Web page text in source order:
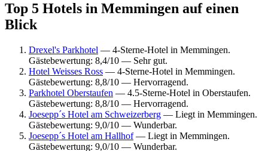
Top 5 Hotels in Memmingen auf einen
Blick
Drexel's Parkhotel — 4-Sterne-Hotel in Memmingen.
Gästebewertung: 8,4/10 — Sehr gut.
Hotel Weisses Ross — 4-Sterne-Hotel in Memmingen.
Gästebewertung: 8,8/10 — Hervorragend.
Parkhotel Oberstaufen — 4.5-Sterne-Hotel in Oberstaufen.
Gästebewertung: 8,8/10 — Hervorragend.
Joesepp´s Hotel am Schweizerberg — Liegt in Memmingen.
Gästebewertung: 9,0/10 — Wunderbar.
Joesepp´s Hotel am Hallhof— Liegt in Memmingen.
Gästebewertung: 9,0/10 — Wunderbar.